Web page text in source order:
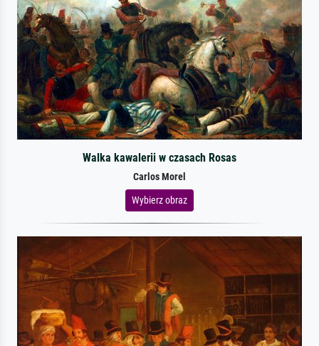
Walka kawalerii w czasach Rosas
Carlos Morel
Wybierz obraz